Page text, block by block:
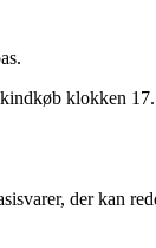
klokken 17.
der kan